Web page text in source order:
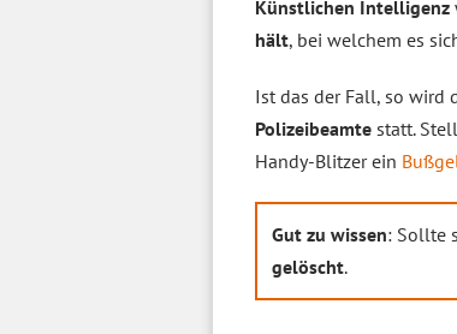
Künstlichen Intelligenz
hält, bei welchem es
Ist das der Fall, so wird
Polizeibeamte statt.
Handy-Blitzer ein
Gut zu wissen: Sollte
gelöscht.